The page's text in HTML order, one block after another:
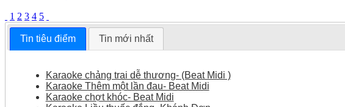
Karaoke chảng trai dễ thương- (Beat Midi )
Karaoke Thêm một lần đau- Beat Midi
Karaoke chợt khóc- Beat Midi
Karaoke Nước mắt hạnh phúc - Beat Midi